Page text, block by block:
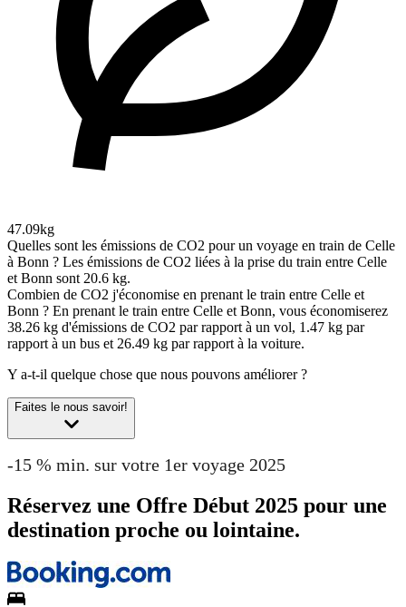
47.09kg
Quelles sont les émissions de CO2 pour un voyage en train de Celle
à Bonn ? Les émissions de CO2 liées à la prise du train entre Celle
et Bonn sont 20.6 kg.
Combien de CO2 j'économise en prenant le train entre Celle et
Bonn ? En prenant le train entre Celle et Bonn, vous économiserez
38.26 kg d'émissions de CO2 par rapport à un vol, 1.47 kg par
rapport à un bus et 26.49 kg par rapport à la voiture.
Y a-t-il quelque chose que nous pouvons améliorer ?
Faites le nous savoir!
-15 % min. sur votre 1er voyage 2025
Réservez une Offre Début 2025 pour une
destination proche ou lointaine.